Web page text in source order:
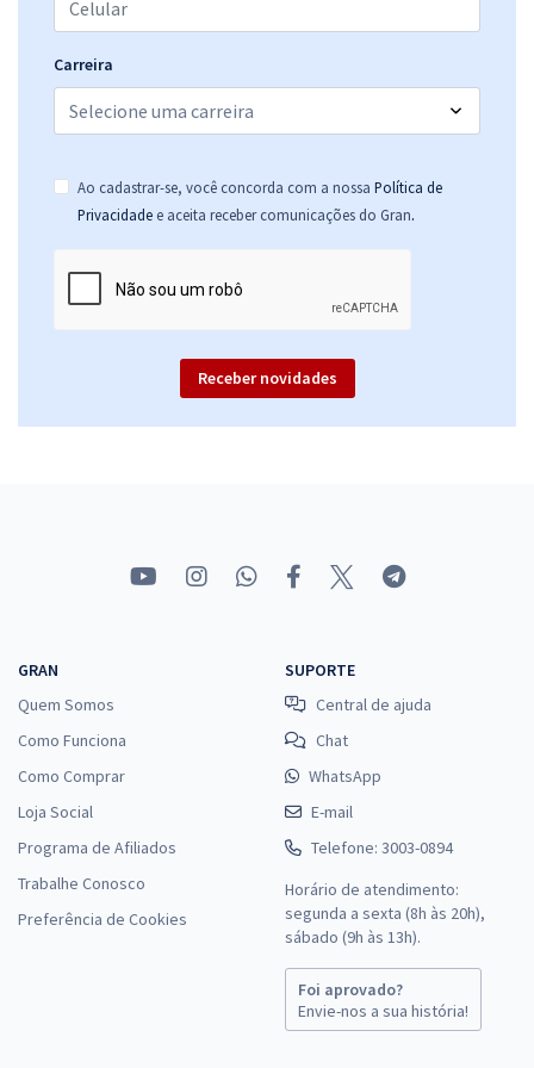
Carreira
Ao cadastrar-se, você concorda com a nossa Política de
Privacidade e aceita receber comunicações do Gran.
Receber novidades
GRAN
Quem Somos
Como Funciona
Como Comprar
Loja Social
Programa de Afiliados
Trabalhe Conosco
Preferência de Cookies
SUPORTE
Central de ajuda
Chat
WhatsApp
E-mail
Telefone: 3003-0894
Horário de atendimento:
segunda a sexta (8h às 20h),
sábado (9h às 13h).
Foi aprovado?
Envie-nos a sua história!